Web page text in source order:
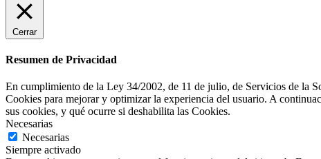
Cerrar
Resumen de Privacidad
En cumplimiento de la Ley 34/2002, de 11 de julio, de Servicios de la
Cookies para mejorar y optimizar la experiencia del usuario. A
sus cookies, y qué ocurre si deshabilita las Cookies.
Necesarias
Necesarias
Siempre activado